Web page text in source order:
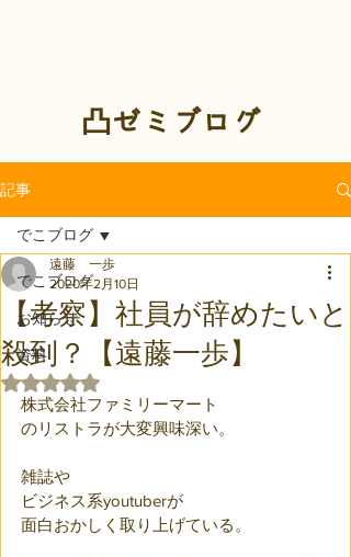
凸ゼミブログ
記事
でこブログ
お知らせ
資料
でこブログ
【考察】社員が辞めたいと
殺到？【遠藤一歩】
遠藤 一歩
2020年2月10日
5つ星のうちNaNと評価されています。
株式会社ファミリーマート
のリストラが大変興味深い。
雑誌や
ビジネス系youtuberが
面白おかしく取り上げている。